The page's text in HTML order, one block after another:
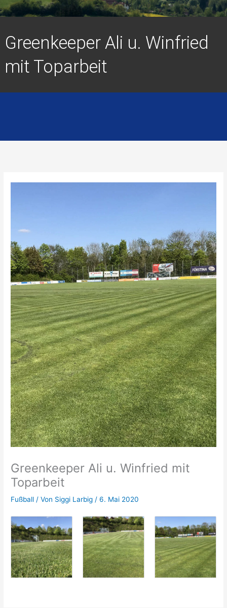
Greenkeeper Ali u. Winfried
mit Toparbeit
Greenkeeper Ali u. Winfried mit
Toparbeit
Fußball / Von Siggi Larbig /6. Mai 2020